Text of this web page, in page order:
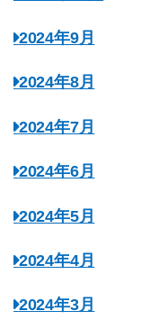
2024年9月
2024年8月
2024年7月
2024年6月
2024年5月
2024年4月
2024年3月